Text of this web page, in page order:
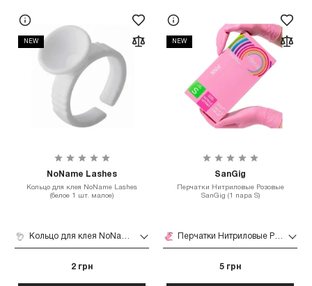
NEW
NoName Lashes
Кольцо для клея NoName Lashes
(белое 1 шт. малое)
2 грн
NEW
SanGig
Перчатки Нитриловые Розовые
SanGig (1 пара S)
5 грн